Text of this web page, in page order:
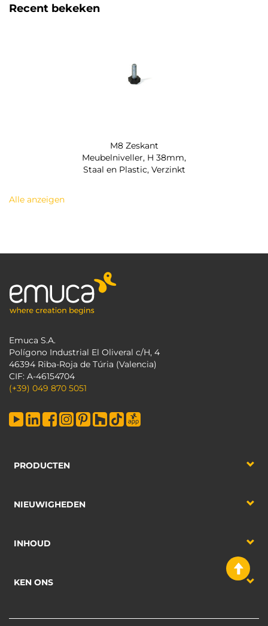
Recent bekeken
M8 Zeskant
Meubelniveller, H 38mm,
Staal en Plastic, Verzinkt
Alle anzeigen
Emuca S.A.
Polígono Industrial El Oliveral c/H, 4
46394 Riba-Roja de Túria (Valencia)
CIF: A-46154704
(+39) 049 870 5051
PRODUCTEN
NIEUWIGHEDEN
INHOUD
KEN ONS